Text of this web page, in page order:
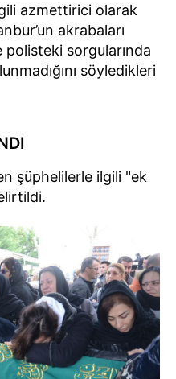
azmettirici olarak
akrabaları
polisteki sorgularında
söyledikleri
şüphelilerle ilgili "ek